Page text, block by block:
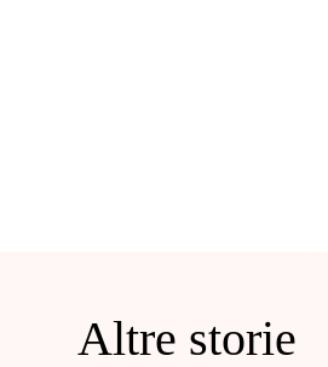
Altre storie